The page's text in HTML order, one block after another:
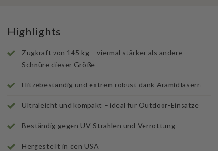
Highlights
Zugkraft von 145 kg – viermal stärker als andere
Schnüre dieser Größe
Hitzebeständig und extrem robust dank Aramidfasern
Ultraleicht und kompakt – ideal für Outdoor-Einsätze
Beständig gegen UV-Strahlen und Verrottung
Hergestellt in den USA